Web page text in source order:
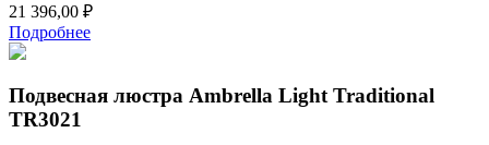
21 396,00 ₽
Подробнее
Подвесная люстра Ambrella Light Traditional
TR3021